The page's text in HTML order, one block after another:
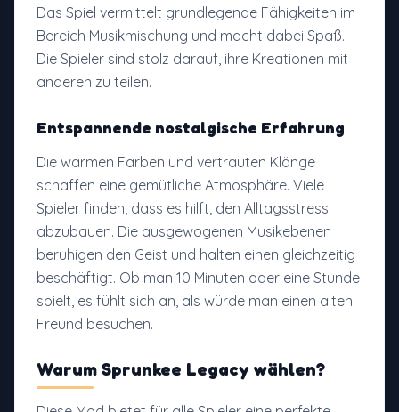
Das Spiel vermittelt grundlegende Fähigkeiten im
Bereich Musikmischung und macht dabei Spaß.
Die Spieler sind stolz darauf, ihre Kreationen mit
anderen zu teilen.
Entspannende nostalgische Erfahrung
Die warmen Farben und vertrauten Klänge
schaffen eine gemütliche Atmosphäre. Viele
Spieler finden, dass es hilft, den Alltagsstress
abzubauen. Die ausgewogenen Musikebenen
beruhigen den Geist und halten einen gleichzeitig
beschäftigt. Ob man 10 Minuten oder eine Stunde
spielt, es fühlt sich an, als würde man einen alten
Freund besuchen.
Warum Sprunkee Legacy wählen?